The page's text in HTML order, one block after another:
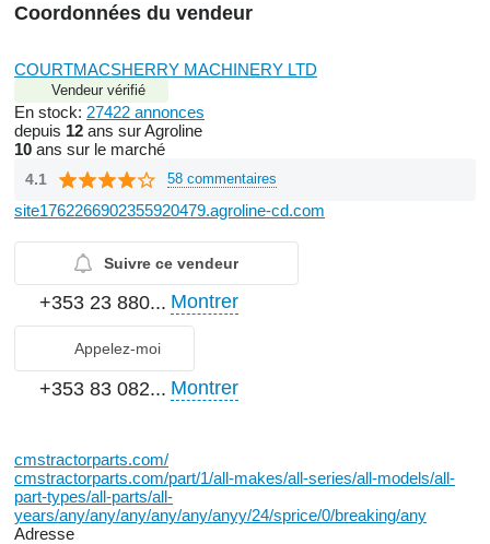
Coordonnées du vendeur
COURTMACSHERRY MACHINERY LTD
Vendeur vérifié
En stock: 27422 annonces
depuis 12 ans sur Agroline
10 ans sur le marché
4.1 58 commentaires
site1762266902355920479.agroline-cd.com
Suivre ce vendeur
+353 23 880... Montrer
Appelez-moi
+353 83 082... Montrer
cmstractorparts.com/
cmstractorparts.com/part/1/all-makes/all-series/all-models/all-
part-types/all-parts/all-
years/any/any/any/any/any/anyy/24/sprice/0/breaking/any
Adresse